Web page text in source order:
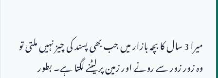
میرا 3
وہ زور زور سے رونے اور زمین پر لیٹنے لگتا ہے۔ بطور